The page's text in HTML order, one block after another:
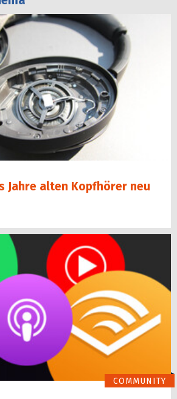
Jahre alten Kopfhörer neu
COMMUNITY